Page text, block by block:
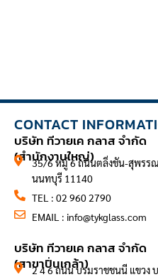
CONTACT
บริษัท ทีวายเค กลาส จำกัด
(สำนักงานใหญ่)
35/6 หมู่ 6 ถนนตลิ่งชัน-สุพรรณ
นนทบุรี 11140
TEL : 02 960 2790
EMAIL : info@tykglass.com
บริษัท ทีวายเค กลาส จำกัด
(สาขาปิ่นเกล้า)
2 4 6 ถนน บรมราชชนนี แขวง